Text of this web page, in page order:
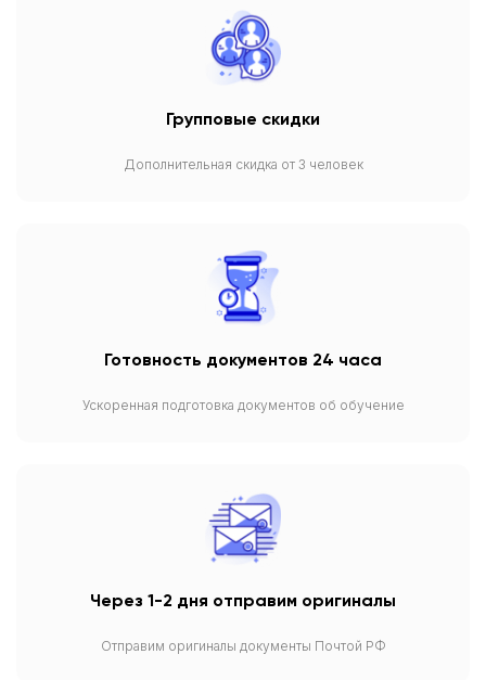
Групповые скидки
Дополнительная скидка от 3 человек
Готовность документов 24 часа
Ускоренная подготовка документов об обучение
Через 1-2 дня отправим оригиналы
Отправим оригиналы документы Почтой РФ